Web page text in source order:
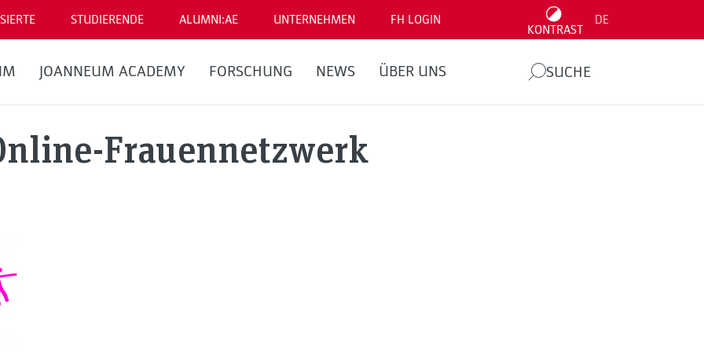
STUDIERENDE ALUMNI:AE UNTERNEHMEN FH LOGIN
KONTRAST
DE
JOANNEUM ACADEMY FORSCHUNG NEWS ÜBER UNS SUCHE
Frauennetzwerk